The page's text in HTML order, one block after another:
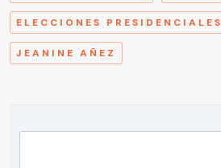
ELECCIONES PRESIDENCIALES
JEANINE AÑEZ